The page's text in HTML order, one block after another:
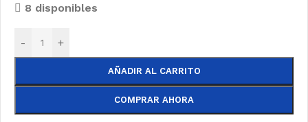
8 disponibles
- +
AÑADIR AL CARRITO
COMPRAR AHORA